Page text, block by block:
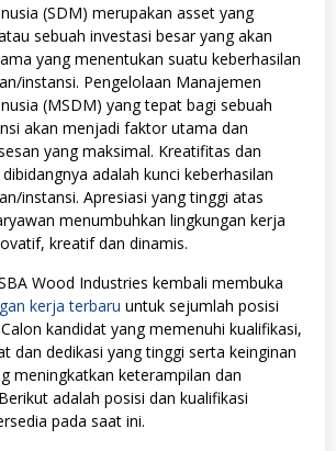
(SDM) merupakan asset yang
sebuah investasi besar yang akan
yang menentukan suatu keberhasilan
instansi. Pengelolaan Manajemen
(MSDM) yang tepat bagi sebuah
akan menjadi faktor utama dan
yang maksimal. Kreatifitas dan
adalah kunci keberhasilan
instansi. Apresiasi yang tinggi atas
menumbuhkan lingkungan kerja
kreatif dan dinamis.
Wood Industries kembali membuka
kerja terbaru untuk sejumlah posisi
kandidat yang memenuhi kualifikasi,
dan dedikasi yang tinggi serta keinginan
meningkatkan keterampilan dan
adalah posisi dan kualifikasi
pada saat ini.